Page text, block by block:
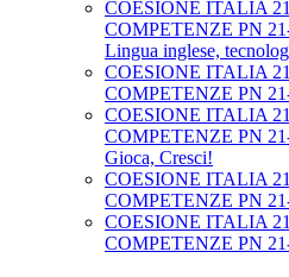
COESIONE ITALIA
COMPETENZE PN
Lingua inglese,
COESIONE ITALIA
COMPETENZE PN
COESIONE ITALIA
COMPETENZE PN
Gioca, Cresci!
COESIONE ITALIA
COMPETENZE PN
COESIONE ITALIA
COMPETENZE PN